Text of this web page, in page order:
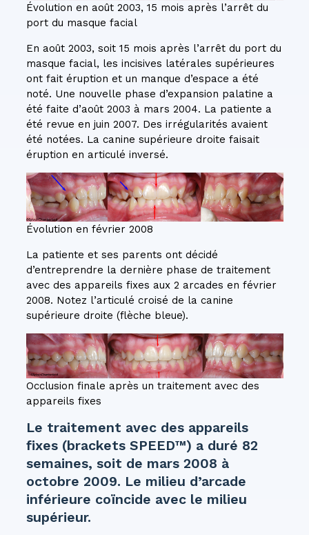
Évolution en août 2003, 15 mois après l’arrêt du
port du masque facial
En août 2003, soit 15 mois après l’arrêt du port du
masque facial, les incisives latérales supérieures
ont fait éruption et un manque d’espace a été
noté. Une nouvelle phase d’expansion palatine a
été faite d’août 2003 à mars 2004. La patiente a
été revue en juin 2007. Des irrégularités avaient
été notées. La canine supérieure droite faisait
éruption en articulé inversé.
Évolution en février 2008
La patiente et ses parents ont décidé
d’entreprendre la dernière phase de traitement
avec des appareils fixes aux 2 arcades en février
2008. Notez l’articulé croisé de la canine
supérieure droite (flèche bleue).
Occlusion finale après un traitement avec des
appareils fixes
Le traitement avec des appareils
fixes (brackets SPEED™) a duré 82
semaines, soit de mars 2008 à
octobre 2009. Le milieu d’arcade
inférieure coïncide avec le milieu
supérieur.